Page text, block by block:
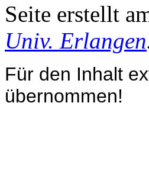
Seite erstellt
Univ. Erlangen
Für den Inhalt
übernommen!